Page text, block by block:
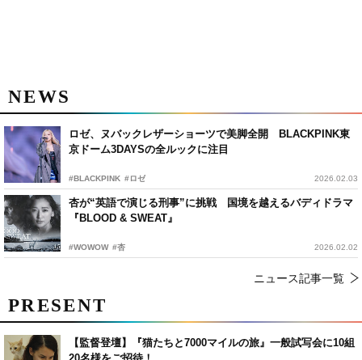
NEWS
ロゼ、ヌバックレザーショーツで美脚全開 BLACKPINK東
京ドーム3DAYSの全ルックに注目
#BLACKPINK #ロゼ 2026.02.03
杏が“英語で演じる刑事”に挑戦 国境を越えるバディドラマ
『BLOOD & SWEAT』
#WOWOW #杏 2026.02.02
ニュース記事一覧
PRESENT
【監督登壇】『猫たちと7000マイルの旅』一般試写会に10組